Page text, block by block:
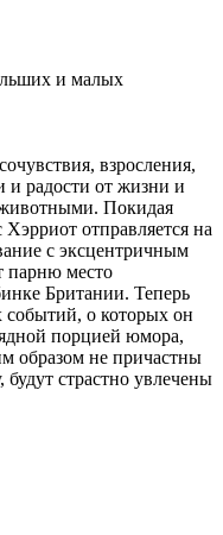
взросления,
и радости от жизни и
Покидая
отправляется на
с эксцентричным
парню место
Британии. Теперь
о которых он
порцией юмора,
образом не причастны
страстно увлечены